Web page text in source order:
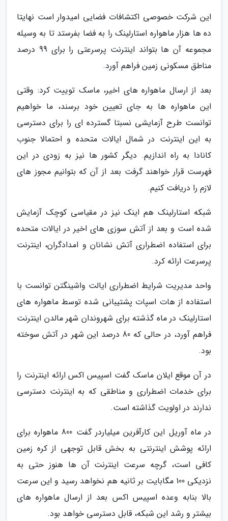
این شرکت خصوصی اکتشافات فضایی امیدوار است نهایتا
ده ها هزار ماهواره استارلینک را به فضا بفرستد تا به وسیله
مجموعه آن ها بتواند اینترنت پرسرعتی را برای 99 درصد
مناطق مسکونی زمین فراهم آورد.
بعد از ارسال ماهواره های اخیر، ماسک توییت کرد: وقتی
این ماهواره ها به جای تعیین خود برسند، ما خواهیم
توانست طرح آزمایشی نسبتا گسترده ای را برای دسترسی
به این اینترنت در شمال ایالات متحده و احتمالا جنوب
کانادا به راه اندازیم. دیگر کشور ها نیز به زودی در این
فهرست قرار خواهند گرفت بعد از آن که بتوانیم مجوز های
لازم را دریافت کنیم.
شبکه استارلینک هم اینک نیز در مقیاسی کوچک آزمایش
شده است و بعد از آتش سوزی های اخیر در ایالات متحده
برای استفاده اضطراری آتش نشانان و امدادگران، اینترنت
پرسرعت ارائه کرد.
واحد مدیریت شرایط اضطراری ایالت واشینگتن توانست با
استفاده از هات اسپات پشتیبانی شده توسط ماهواره های
استارلینک در ماه گذشته برای شهروندان شهر مالدن اینترنت
فراهم آورد، در حالی که 80 درصد این شهر در آتش سوخته
بود.
در آن موقع ایلان ماسک گفت اسپیس اکس ارائه اینترنت را
برای خدمات اضطراری و مناطقی که به اینترنت دسترسی
ندارند در اولویت گذاشته است.
در ماه آوریل این کارآفرین میلیاردر گفت 800 ماهواره برای
ارائه پوشش اینترنتی به بخش قابل توجهی از کره زمین
کافی است، گرچه سرعت اینترنت آن ها هنوز حتی به
نزدیکی 100 مگابایت بر ثانیه هم نخواهد رسید و این سرعت
بالا بنابه وعده اسپیس اکس بعد از ارسال ماهواره های
بیشتر و رشد این شبکه، قابل دسترسی خواهد بود.